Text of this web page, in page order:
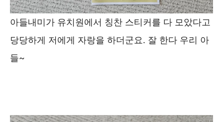
아들내미가 유치원에서 칭찬 스티커를 다 모았다고
당당하게 저에게 자랑을 하더군요. 잘 한다 우리 아
들~